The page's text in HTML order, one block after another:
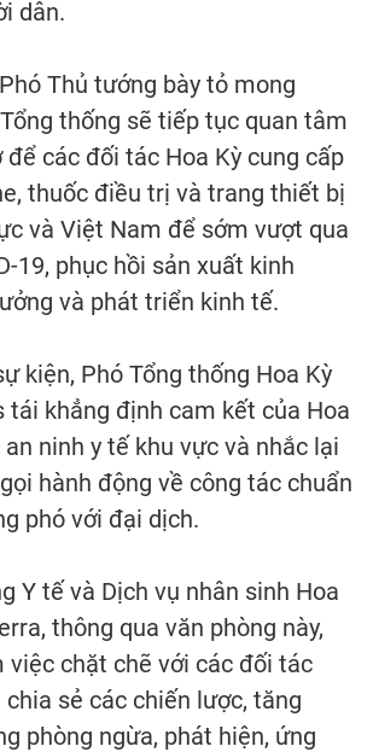
dân.
Thủ tướng bày tỏ mong
thống sẽ tiếp tục quan tâm
để các đối tác Hoa Kỳ cung cấp
thuốc điều trị và trang thiết bị
và Việt Nam để sớm vượt qua
19, phục hồi sản xuất kinh
và phát triển kinh tế.
kiện, Phó Tổng thống Hoa Kỳ
tái khẳng định cam kết của Hoa
ninh y tế khu vực và nhắc lại
hành động về công tác chuẩn
phó với đại dịch.
Y tế và Dịch vụ nhân sinh Hoa
thông qua văn phòng này,
việc chặt chẽ với các đối tác
sẻ các chiến lược, tăng
phòng ngừa, phát hiện, ứng